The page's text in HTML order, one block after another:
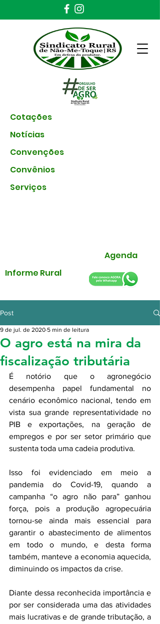
Cotações
Notícias
Convenções
Convênios
Serviços
Agenda
Informe Rural
Post
O agro está na mira da
fiscalização tributária
9 de jul. de 2020 5 min de leitura
É notório que o agronegócio
desempenha papel fundamental no
cenário econômico nacional, tendo em
vista sua grande representatividade no
PIB e exportações, na geração de
empregos e por ser setor primário que
sustenta toda uma cadeia produtiva.
Isso foi evidenciado em meio a
pandemia do Covid-19, quando a
campanha “o agro não para” ganhou
força, pois a produção agropecuária
tornou-se ainda mais essencial para
garantir o abastecimento de alimentos
em todo o mundo, e desta forma
também, manteve a economia aquecida,
diminuindo os impactos da crise.
Diante dessa reconhecida importância e
por ser considerada uma das atividades
mais lucrativas e de grande tributação, a